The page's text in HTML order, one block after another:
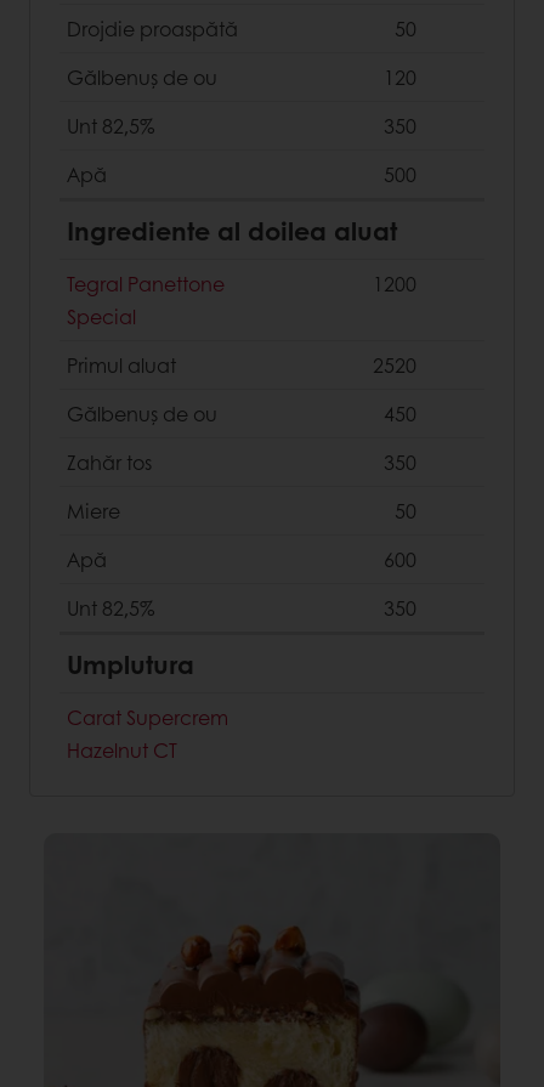
Drojdie proaspătă
50
Gălbenuș de ou
120
Unt 82,5%
350
Apă
500
Ingrediente al doilea aluat
Tegral Panettone
Special
1200
Primul aluat
2520
Gălbenuș de ou
450
Zahăr tos
350
Miere
50
Apă
600
Unt 82,5%
350
Umplutura
Carat Supercrem
Hazelnut CT